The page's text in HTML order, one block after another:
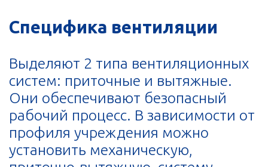
Специфика вентиляции
Выделяют 2 типа вентиляционных
систем: приточные и вытяжные.
Они обеспечивают безопасный
рабочий процесс. В зависимости от
профиля учреждения можно
установить механическую,